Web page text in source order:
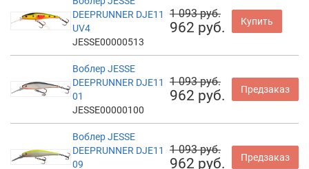
DEEPRUNNER DJE11
UV4
JESSE00000513
1 093 руб.
962 руб. Купить
Воблер JESSE
DEEPRUNNER DJE11
01
JESSE00000100
1 093 руб.
962 руб. Предзаказ
Воблер JESSE
DEEPRUNNER DJE11
09
1 093 руб.
962 руб. Предзаказ